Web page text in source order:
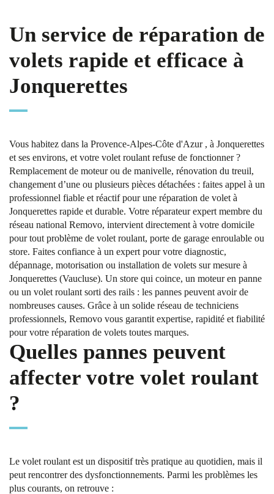
Un service de réparation de
volets rapide et efficace à
Jonquerettes
Vous habitez dans la Provence-Alpes-Côte d'Azur , à Jonquerettes
et ses environs, et votre volet roulant refuse de fonctionner ?
Remplacement de moteur ou de manivelle, rénovation du treuil,
changement d’une ou plusieurs pièces détachées : faites appel à un
professionnel fiable et réactif pour une réparation de volet à
Jonquerettes rapide et durable. Votre réparateur expert membre du
réseau national Removo, intervient directement à votre domicile
pour tout problème de volet roulant, porte de garage enroulable ou
store. Faites confiance à un expert pour votre diagnostic,
dépannage, motorisation ou installation de volets sur mesure à
Jonquerettes (Vaucluse). Un store qui coince, un moteur en panne
ou un volet roulant sorti des rails : les pannes peuvent avoir de
nombreuses causes. Grâce à un solide réseau de techniciens
professionnels, Removo vous garantit expertise, rapidité et fiabilité
pour votre réparation de volets toutes marques.
Quelles pannes peuvent
affecter votre volet roulant
?
Le volet roulant est un dispositif très pratique au quotidien, mais il
peut rencontrer des dysfonctionnements. Parmi les problèmes les
plus courants, on retrouve :